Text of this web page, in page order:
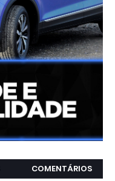
COMENTÁRIOS